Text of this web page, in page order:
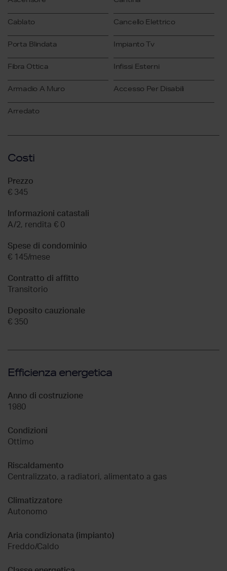
Cablato Cancello Elettrico
Porta Blindata Impianto Tv
Fibra Ottica Infissi Esterni
Armadio A Muro Accesso Per Disabili
Arredato
Costi
Prezzo
€ 345
Informazioni catastali
A/2, rendita € 0
Spese di condominio
€ 145/mese
Contratto di affitto
Transitorio
Deposito cauzionale
€ 350
Efficienza energetica
Anno di costruzione
1980
Condizioni
Ottimo
Riscaldamento
Centralizzato, a radiatori, alimentato a gas
Climatizzatore
Autonomo
Aria condizionata (impianto)
Freddo/Caldo